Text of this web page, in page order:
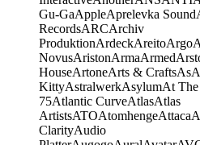
Gu-GaAppleAprelevka Sound
RecordsARCArchiv
ProduktionArdeckAreitoArgo
NovusAristonArmaArmed
HouseArtoneArts & CraftsAs
KittyAstralwerkAsylumAt
75Atlantic CurveAtlasAtlas
ArtistsATOAtomhengeAttaca
ClarityAudio